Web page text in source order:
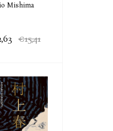
Mishima
€15,41